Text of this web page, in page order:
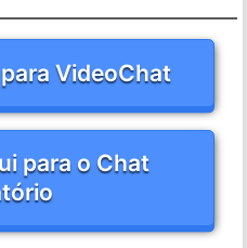
VideoChat
para o Chat